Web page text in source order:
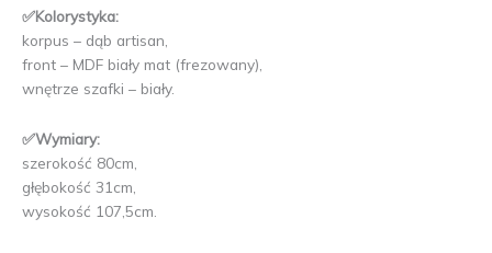
✅Kolorystyka:
korpus – dąb artisan,
front – MDF biały mat (frezowany),
wnętrze szafki – biały.
✅Wymiary:
szerokość 80cm,
głębokość 31cm,
wysokość 107,5cm.